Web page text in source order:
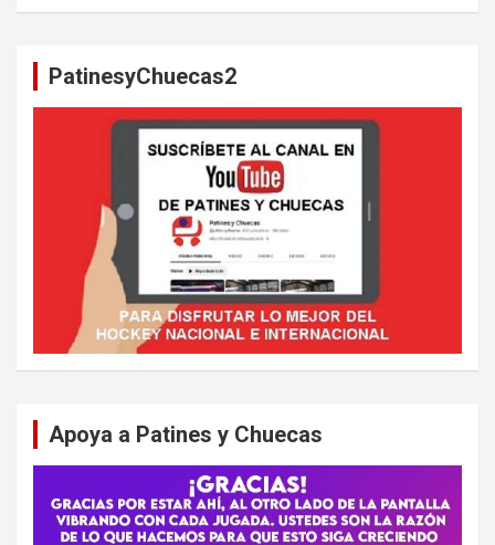
PatinesyChuecas2
Apoya a Patines y Chuecas